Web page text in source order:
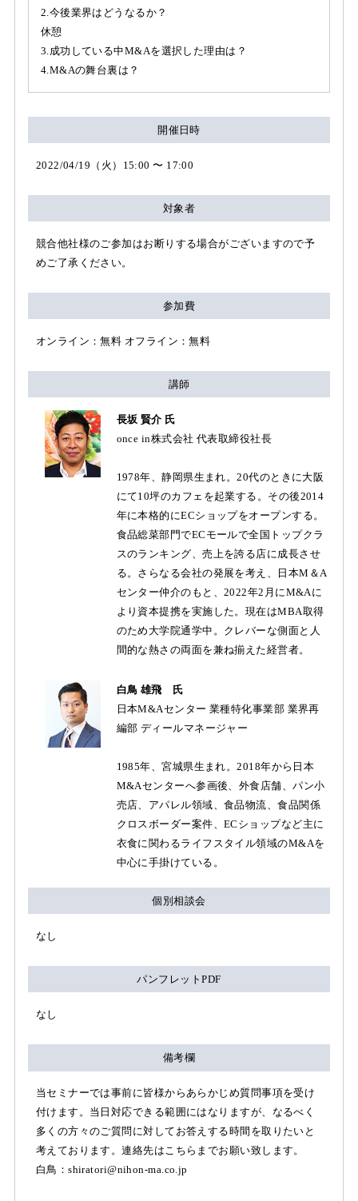
2.今後業界はどうなるか？
休憩
3.成功している中M&Aを選択した理由は？
4.M&Aの舞台裏は？
開催日時
2022/04/19（火）15:00 〜 17:00
対象者
競合他社様のご参加はお断りする場合がございますので予
めご了承ください。
参加費
オンライン：無料 オフライン：無料
講師
長坂 賢介 氏
once in株式会社 代表取締役社長
1978年、静岡県生まれ。20代のときに大阪
にて10坪のカフェを起業する。その後2014
年に本格的にECショップをオープンする。
食品総菜部門でECモールで全国トップクラ
スのランキング、売上を誇る店に成長させ
る。さらなる会社の発展を考え、日本M＆A
センター仲介のもと、2022年2月にM&Aに
より資本提携を実施した。現在はMBA取得
のため大学院通学中。クレバーな側面と人
間的な熱さの両面を兼ね揃えた経営者。
白鳥 雄飛 氏
日本M&Aセンター 業種特化事業部 業界再
編部 ディールマネージャー
1985年、宮城県生まれ。2018年から日本
M&Aセンターへ参画後、外食店舗、パン小
売店、アパレル領域、食品物流、食品関係
クロスボーダー案件、ECショップなど主に
衣食に関わるライフスタイル領域のM&Aを
中心に手掛けている。
個別相談会
なし
パンフレットPDF
なし
備考欄
当セミナーでは事前に皆様からあらかじめ質問事項を受け
付けます。当日対応できる範囲にはなりますが、なるべく
多くの方々のご質問に対してお答えする時間を取りたいと
考えております。連絡先はこちらまでお願い致します。
白鳥：shiratori@nihon-ma.co.jp